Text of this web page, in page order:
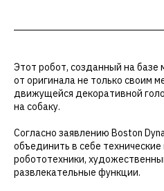
Этот робот, созданный на базе
от оригинала не только своим
движущейся декоративной
на собаку.
Согласно заявлению Boston
объединить в себе
робототехники,
развлекательные функции.